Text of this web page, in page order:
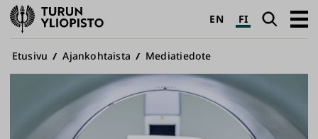
Turun
yliopisto
EN FI Haku
Avaa
Murupolku
Etusivu Ajankohtaista Mediatiedote